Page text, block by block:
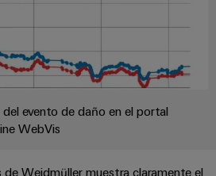
evento de daño en el portal
WebVis
Weidmüller muestra claramente el